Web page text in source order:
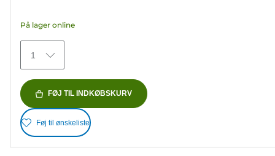
stjerner.
152
anmeldelser
På lager online
1
FØJ TIL INDKØBSKURV
Føj til ønskeliste